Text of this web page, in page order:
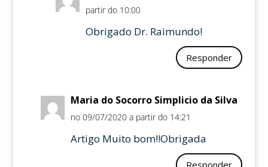
partir do 10:00
Obrigado Dr. Raimundo!
Responder
Maria do Socorro Simplicio da Silva
no 09/07/2020 a partir do 14:21
Artigo Muito bom!!Obrigada
Responder